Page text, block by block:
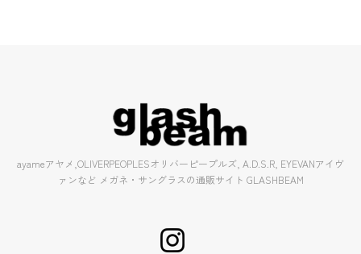
ayameアヤメ,OLIVERPEOPLESオリバーピープルズ, A.D.S.R, EYEVANアイヴ
ァンなど メガネ・サングラスの通販サイト GLASHBEAM